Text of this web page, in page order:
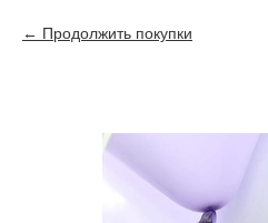
Продолжить покупки